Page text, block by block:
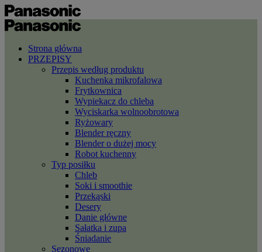
Strona główna
PRZEPISY
Przepis według produktu
Kuchenka mikrofalowa
Frytkownica
Wypiekacz do chleba
Wyciskarka wolnoobrotowa
Ryżowary
Blender ręczny
Blender o dużej mocy
Robot kuchenny
Typ posiłku
Chleb
Soki i smoothie
Przekąski
Desery
Danie główne
Sałatka i zupa
Śniadanie
Sezonowe